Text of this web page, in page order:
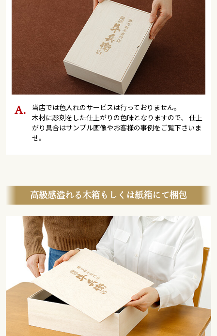
当店では色入れのサービスは行っておりません。
木材に彫刻をした仕上がりの色味となりますので、 仕上
がり具合はサンプル画像やお客様の事例をご覧下さいま
せ。
高級感溢れる木箱もしくは紙箱にて梱包